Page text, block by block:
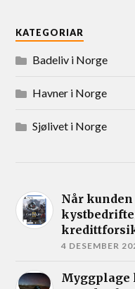
KATEGORIAR
Badeliv i Norge
Havner i Norge
Sjølivet i Norge
Når
4 DESEMBER
Myggplage